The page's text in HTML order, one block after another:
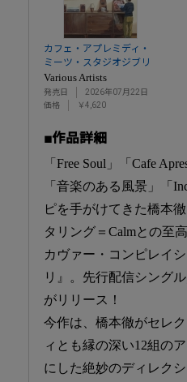
カフェ・アプレミディ・
ミーツ・スタジオジブリ
Various Artists
発売日
2026年07月22日
価格
￥4,620
■作品詳細
「Free Soul」「Cafe
「音楽のある風景」「
ピを手がけてきた橋本
タリング＝Calmとの至
カヴァー・コンピレイ
リ』。先行配信シング
がリリース！
今作は、橋本徹がセレ
ィとも縁の深い12組の
にした絶妙のディレク